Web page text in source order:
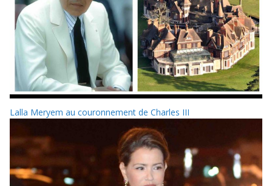
Lalla Meryem au couronnement de Charles III